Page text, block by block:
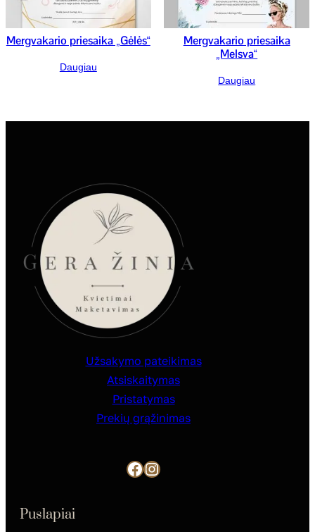
Mergvakario priesaika „Gėlės“
Daugiau
Mergvakario priesaika
„Melsva“
Daugiau
Užsakymo pateikimas
Atsiskaitymas
Pristatymas
Prekių grąžinimas
Facebook Instagram
Puslapiai